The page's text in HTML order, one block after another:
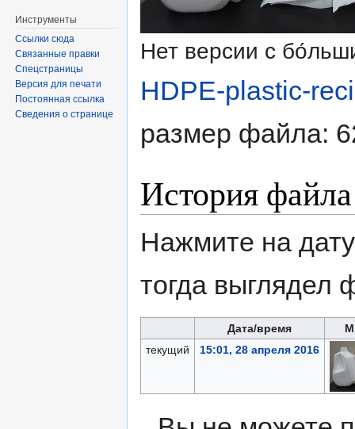
Нет версии с
HDPE-plastic-
размер файла:
История файла
Нажмите на
тогда выглядел
Дата/время
текущий
15:01, 28 апреля 2016
Инструменты
Ссылки сюда
Связанные правки
Спецстраницы
Версия для печати
Постоянная ссылка
Сведения о странице